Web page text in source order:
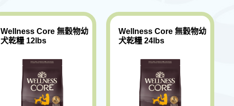
Wellness Core 無穀物幼
犬乾糧 12lbs
Wellness Core 無穀物幼
犬乾糧 24lbs